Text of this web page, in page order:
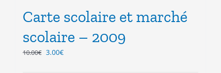
Carte scolaire et marché
scolaire – 2009
10.00€ Le
3.00€Le